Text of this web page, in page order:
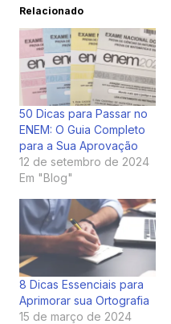
Relacionado
50 Dicas para Passar no
ENEM: O Guia Completo
para a Sua Aprovação
12 de setembro de 2024
Em "Blog"
8 Dicas Essenciais para
Aprimorar sua Ortografia
15 de março de 2024